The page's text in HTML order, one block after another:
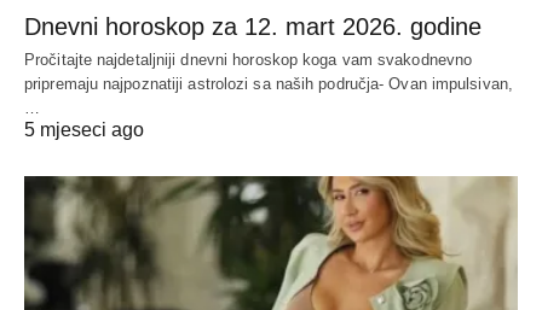
Dnevni horoskop za 12. mart 2026. godine
Pročitajte najdetaljniji dnevni horoskop koga vam svakodnevno
pripremaju najpoznatiji astrolozi sa naših područja- Ovan impulsivan,
…
5 mjeseci ago